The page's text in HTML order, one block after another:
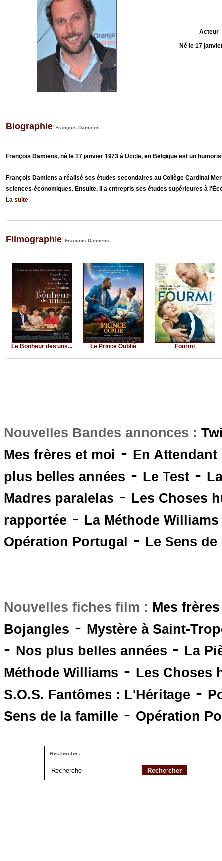
Acteur
Né le 17
Biographie François Damiens
François Damiens, né le 17 janvier 1973 à Uccle, en Belgique est un
François Damiens a réalisé ses études secondaires au Collège Cardinal
sciences-économiques. Ensuite, il a entrepris ses études supérieures à
La suite
Filmographie François Damiens
Le Bonheur des uns... Le Prince Oublié Fourmi
Nouvelles Bandes annonces :
Mes frères et moi - En
plus belles années - Le Test -
Madres paralelas - Les Choses
rapportée - La Méthode Williams
Opération Portugal - Le Sens
Nouvelles fiches film : Mes
Bojangles - Mystère à Saint-
- Nos plus belles années - La
Méthode Williams - Les Choses
S.O.S. Fantômes : L'Héritage -
Sens de la famille - Opération
Recherche :